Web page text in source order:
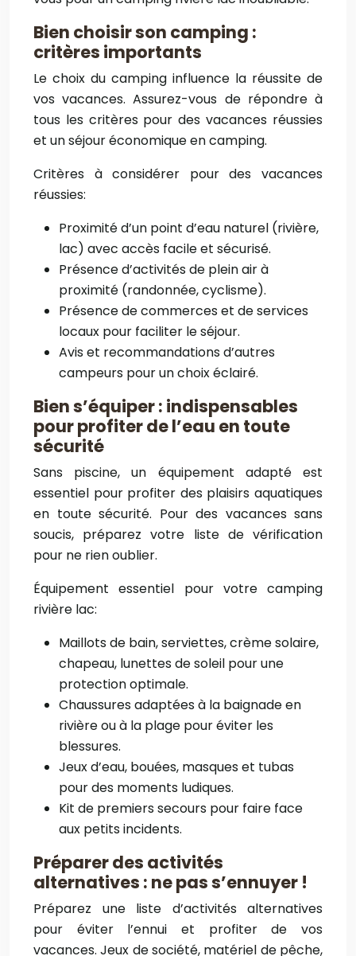
Bien choisir son camping :
critères importants
Le choix du camping influence la réussite de
vos vacances. Assurez-vous de répondre à
tous les critères pour des vacances réussies
et un séjour économique en camping.
Critères à considérer pour des vacances
réussies:
Proximité d’un point d’eau naturel (rivière,
lac) avec accès facile et sécurisé.
Présence d’activités de plein air à
proximité (randonnée, cyclisme).
Présence de commerces et de services
locaux pour faciliter le séjour.
Avis et recommandations d’autres
campeurs pour un choix éclairé.
Bien s’équiper : indispensables
pour profiter de l’eau en toute
sécurité
Sans piscine, un équipement adapté est
essentiel pour profiter des plaisirs aquatiques
en toute sécurité. Pour des vacances sans
soucis, préparez votre liste de vérification
pour ne rien oublier.
Équipement essentiel pour votre camping
rivière lac:
Maillots de bain, serviettes, crème solaire,
chapeau, lunettes de soleil pour une
protection optimale.
Chaussures adaptées à la baignade en
rivière ou à la plage pour éviter les
blessures.
Jeux d’eau, bouées, masques et tubas
pour des moments ludiques.
Kit de premiers secours pour faire face
aux petits incidents.
Préparer des activités
alternatives : ne pas s’ennuyer !
Préparez une liste d’activités alternatives
pour éviter l’ennui et profiter de vos
vacances. Jeux de société, matériel de pêche,